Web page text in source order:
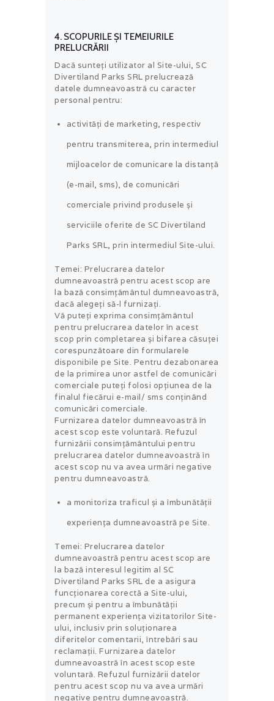
4. SCOPURILE ȘI TEMEIURILE
PRELUCRĂRII
Dacă sunteți utilizator al Site-ului, SC
Divertiland Parks SRL prelucrează
datele dumneavoastră cu caracter
personal pentru:
activităţi de marketing, respectiv
pentru transmiterea, prin intermediul
mijloacelor de comunicare la distanţă
(e-mail, sms), de comunicări
comerciale privind produsele şi
serviciile oferite de SC Divertiland
Parks SRL, prin intermediul Site-ului.
Temei: Prelucrarea datelor
dumneavoastră pentru acest scop are
la bază consimțământul dumneavoastră,
dacă alegeți să-l furnizați.
Vă puteți exprima consimțământul
pentru prelucrarea datelor în acest
scop prin completarea și bifarea căsuței
corespunzătoare din formularele
disponibile pe Site. Pentru dezabonarea
de la primirea unor astfel de comunicări
comerciale puteți folosi opţiunea de la
finalul fiecărui e-mail/ sms conţinând
comunicări comerciale.
Furnizarea datelor dumneavoastră în
acest scop este voluntară. Refuzul
furnizării consimțământului pentru
prelucrarea datelor dumneavoastră în
acest scop nu va avea urmări negative
pentru dumneavoastră.
a monitoriza traficul și a îmbunătăţii
experiența dumneavoastră pe Site.
Temei: Prelucrarea datelor
dumneavoastră pentru acest scop are
la bază interesul legitim al SC
Divertiland Parks SRL de a asigura
funcționarea corectă a Site-ului,
precum și pentru a îmbunătății
permanent experiența vizitatorilor Site-
ului, inclusiv prin soluționarea
diferitelor comentarii, întrebări sau
reclamații. Furnizarea datelor
dumneavoastră în acest scop este
voluntară. Refuzul furnizării datelor
pentru acest scop nu va avea urmări
negative pentru dumneavoastră.